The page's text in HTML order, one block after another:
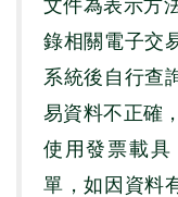
文件為表示方
錄相關電子交
系統後自行查
易資料不正確
使用發票載具
單，如因資料